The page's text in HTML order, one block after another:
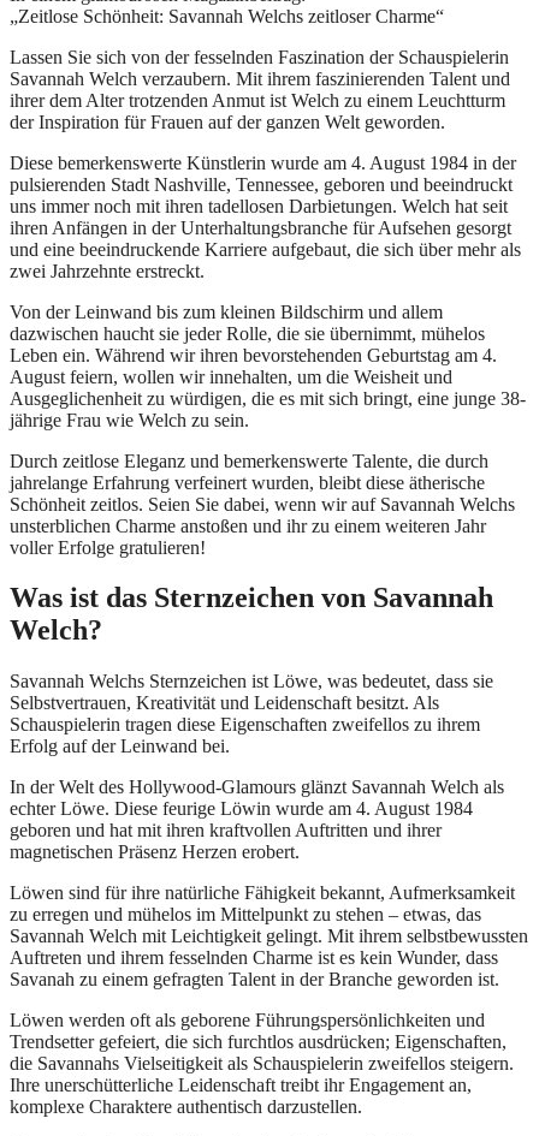
„Zeitlose Schönheit: Savannah Welchs zeitloser Charme“
Lassen Sie sich von der fesselnden Faszination der Schauspielerin
Savannah Welch verzaubern. Mit ihrem faszinierenden Talent und
ihrer dem Alter trotzenden Anmut ist Welch zu einem Leuchtturm
der Inspiration für Frauen auf der ganzen Welt geworden.
Diese bemerkenswerte Künstlerin wurde am 4. August 1984 in der
pulsierenden Stadt Nashville, Tennessee, geboren und beeindruckt
uns immer noch mit ihren tadellosen Darbietungen. Welch hat seit
ihren Anfängen in der Unterhaltungsbranche für Aufsehen gesorgt
und eine beeindruckende Karriere aufgebaut, die sich über mehr als
zwei Jahrzehnte erstreckt.
Von der Leinwand bis zum kleinen Bildschirm und allem
dazwischen haucht sie jeder Rolle, die sie übernimmt, mühelos
Leben ein. Während wir ihren bevorstehenden Geburtstag am 4.
August feiern, wollen wir innehalten, um die Weisheit und
Ausgeglichenheit zu würdigen, die es mit sich bringt, eine junge 38-
jährige Frau wie Welch zu sein.
Durch zeitlose Eleganz und bemerkenswerte Talente, die durch
jahrelange Erfahrung verfeinert wurden, bleibt diese ätherische
Schönheit zeitlos. Seien Sie dabei, wenn wir auf Savannah Welchs
unsterblichen Charme anstoßen und ihr zu einem weiteren Jahr
voller Erfolge gratulieren!
Was ist das Sternzeichen von Savannah
Welch?
Savannah Welchs Sternzeichen ist Löwe, was bedeutet, dass sie
Selbstvertrauen, Kreativität und Leidenschaft besitzt. Als
Schauspielerin tragen diese Eigenschaften zweifellos zu ihrem
Erfolg auf der Leinwand bei.
In der Welt des Hollywood-Glamours glänzt Savannah Welch als
echter Löwe. Diese feurige Löwin wurde am 4. August 1984
geboren und hat mit ihren kraftvollen Auftritten und ihrer
magnetischen Präsenz Herzen erobert.
Löwen sind für ihre natürliche Fähigkeit bekannt, Aufmerksamkeit
zu erregen und mühelos im Mittelpunkt zu stehen – etwas, das
Savannah Welch mit Leichtigkeit gelingt. Mit ihrem selbstbewussten
Auftreten und ihrem fesselnden Charme ist es kein Wunder, dass
Savanah zu einem gefragten Talent in der Branche geworden ist.
Löwen werden oft als geborene Führungspersönlichkeiten und
Trendsetter gefeiert, die sich furchtlos ausdrücken; Eigenschaften,
die Savannahs Vielseitigkeit als Schauspielerin zweifellos steigern.
Ihre unerschütterliche Leidenschaft treibt ihr Engagement an,
komplexe Charaktere authentisch darzustellen.